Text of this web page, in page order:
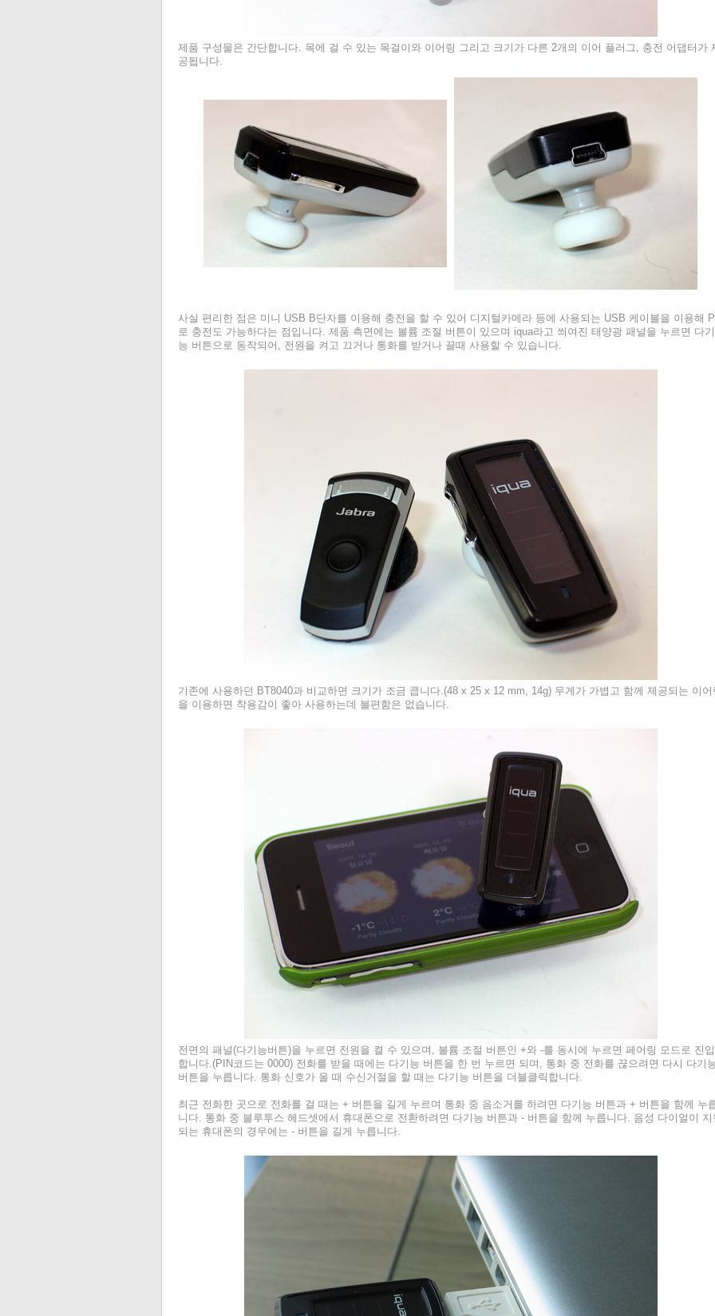
제품 구성물은 간단합니다. 목에 걸 수 있는 목걸이와 이어링 그리고 크기가 다른 2개의 이어 플러그, 충전 어댑터가
공됩니다.
사실 편리한 점은 미니 USB B단자를 이용해 충전을 할 수 있어 디지털카메라 등에 사용되는 USB 케이블을 이용해
로 충전도 가능하다는 점입니다. 제품 측면에는 볼륨 조절 버튼이 있으며 iqua라고 씌여진 태양광 패널을 누르면 다기
능 버튼으로 동작되어, 전원을 켜고 끄거나 통화를 받거나 끌때 사용할 수 있습니다.
기존에 사용하던 BT8040과 비교하면 크기가 조금 큽니다.(48 x 25 x 12 mm, 14g) 무게가 가볍고 함께 제공되는 이어
을 이용하면 착용감이 좋아 사용하는데 불편함은 없습니다.
전면의 패널(다기능버튼)을 누르면 전원을 켤 수 있으며, 볼륨 조절 버튼인 +와 -를 동시에 누르면 페어링 모드로 진입
합니다.(PIN코드는 0000) 전화를 받을 때에는 다기능 버튼을 한 번 누르면 되며, 통화 중 전화를 끊으려면 다시 다기
버튼을 누릅니다. 통화 신호가 올 때 수신거절을 할 때는 다기능 버튼을 더블클릭합니다.
최근 전화한 곳으로 전화를 걸 때는 + 버튼을 길게 누르며 통화 중 음소거를 하려면 다기능 버튼과 + 버튼을 함께 누
니다. 통화 중 블루투스 헤드셋에서 휴대폰으로 전환하려면 다기능 버튼과 - 버튼을 함께 누릅니다. 음성 다이얼이 지
되는 휴대폰의 경우에는 - 버튼을 길게 누릅니다.